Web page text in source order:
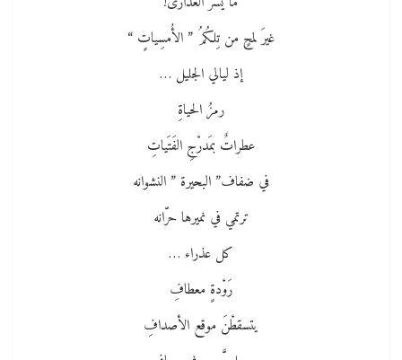
غيرَ لمحٍ من تِلكُمُ ” الأُمسِياتٍ “
إذ ليالي الجليل …
رمزُ الحياةِ
عطراتٌ بمَدرْجِ الفَتَياتِ
في ضفاف” البحيرة ” النشوانه
ترتمي في نميرها حرّانه
كل عذراء …
رَوْدةٍ معطافِ
يتسقطْنَ موقع الأصدافِ